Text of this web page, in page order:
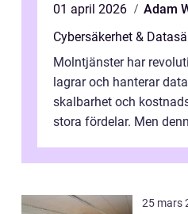
01 april 2026
Adam
Cybersäkerhet &
Molntjänster har
lagrar och hanterar
skalbarhet och
stora fördelar. Men
25 mars